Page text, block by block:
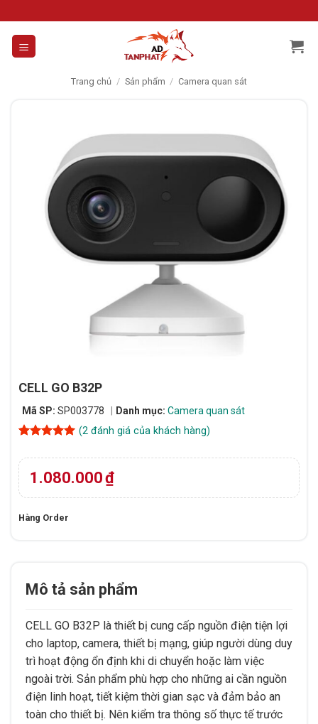
to
content
Trang chủ / Sản phẩm / Camera quan sát
CELL GO B32P
Mã SP: SP003778 Danh mục: Camera quan sát
dựa trên
đánh giá
(2đánh giá của khách hàng)
1.080.000₫
Hàng Order
Mô tả sản phẩm
CELL GO B32P là thiết bị cung cấp nguồn điện tiện lợi
cho laptop, camera, thiết bị mạng, giúp người dùng duy
trì hoạt động ổn định khi di chuyển hoặc làm việc
ngoài trời. Sản phẩm phù hợp cho những ai cần nguồn
điện linh hoạt, tiết kiệm thời gian sạc và đảm bảo an
toàn cho thiết bị. Nên kiểm tra thông số thực tế trước